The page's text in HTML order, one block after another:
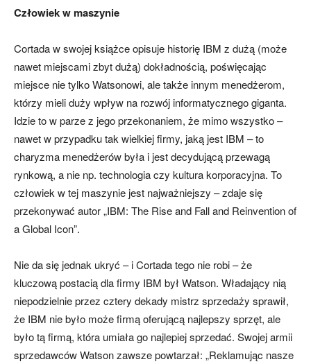
Człowiek w maszynie
Cortada w swojej książce opisuje historię IBM z dużą (może
nawet miejscami zbyt dużą) dokładnością, poświęcając
miejsce nie tylko Watsonowi, ale także innym menedżerom,
którzy mieli duży wpływ na rozwój informatycznego giganta.
Idzie to w parze z jego przekonaniem, że mimo wszystko –
nawet w przypadku tak wielkiej firmy, jaką jest IBM – to
charyzma menedżerów była i jest decydującą przewagą
rynkową, a nie np. technologia czy kultura korporacyjna. To
człowiek w tej maszynie jest najważniejszy – zdaje się
przekonywać autor „IBM: The Rise and Fall and Reinvention of
a Global Icon”.
Nie da się jednak ukryć – i Cortada tego nie robi – że
kluczową postacią dla firmy IBM był Watson. Władający nią
niepodzielnie przez cztery dekady mistrz sprzedaży sprawił,
że IBM nie było może firmą oferującą najlepszy sprzęt, ale
było tą firmą, która umiała go najlepiej sprzedać. Swojej armii
sprzedawców Watson zawsze powtarzał: „Reklamując nasze